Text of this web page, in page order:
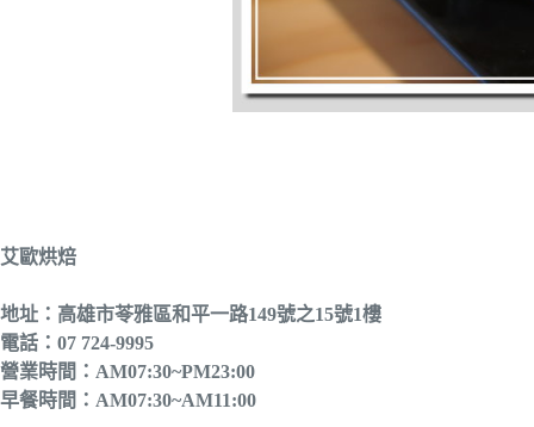
艾歐烘焙
地址：高雄市苓雅區和平一路149號之15號1樓
電話：07 724-9995
營業時間：AM07:30~PM23:00
早餐時間：AM07:30~AM11:00